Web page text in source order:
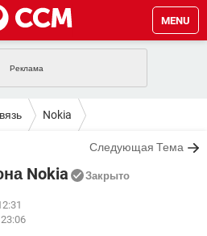
MENU
FACEBOOK
WINDOWS 10
ВИДЕО
TELEGRAM
TELEGRAM
Nokia
Следующая Тема
Nokia Закрыто